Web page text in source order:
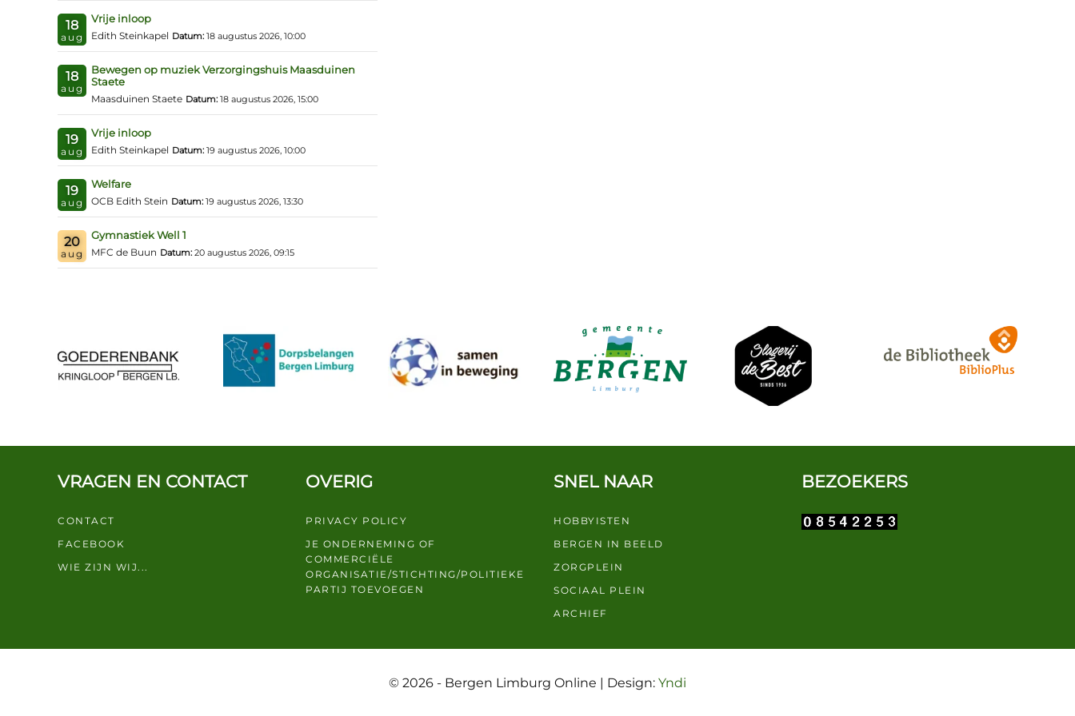
18
aug
Vrije inloop
Edith Steinkapel Datum: 18 augustus 2026, 10:00
18
aug
Bewegen op muziek Verzorgingshuis Maasduinen
Staete
Maasduinen Staete Datum: 18 augustus 2026, 15:00
19
aug
Vrije inloop
Edith Steinkapel Datum: 19 augustus 2026, 10:00
19
aug
Welfare
OCB Edith Stein Datum: 19 augustus 2026, 13:30
20
aug
Gymnastiek Well 1
MFC de Buun Datum: 20 augustus 2026, 09:15
VRAGEN EN CONTACT
CONTACT
FACEBOOK
WIE ZIJN WIJ...
OVERIG
PRIVACY POLICY
JE ONDERNEMING OF
COMMERCIËLE
ORGANISATIE/STICHTING/POLITIEKE
PARTIJ TOEVOEGEN
SNEL NAAR
HOBBYISTEN
BERGEN IN BEELD
ZORGPLEIN
SOCIAAL PLEIN
ARCHIEF
BEZOEKERS
© 2026 - Bergen Limburg Online | Design: Yndi